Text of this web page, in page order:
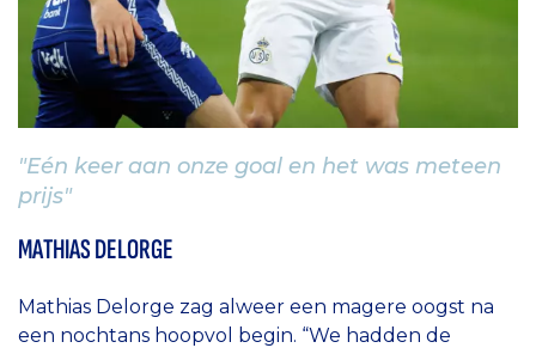
"Eén keer aan onze goal en het was meteen
prijs"
MATHIAS DELORGE
Mathias Delorge zag alweer een magere oogst na
een nochtans hoopvol begin. “We hadden de